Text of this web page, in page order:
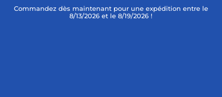
Commandez dès maintenant pour une expédition entre le
8/13/2026 et le 8/19/2026 !